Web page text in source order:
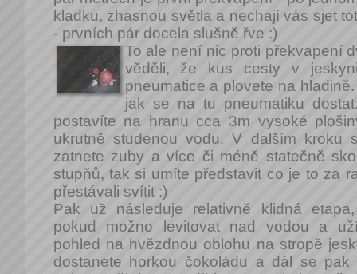
kladku, zhasnou světla a nechají vás sjet
- prvních pár docela slušně řve :)
To ale není nic proti překvapení
věděli, že kus cesty v
pneumatice a plovete na
jak se na tu pneumatiku
postavíte na hranu cca 3m vysoké
ukrutně studenou vodu. V dalším kroku
zatnete zuby a více či méně statečně
stupňů, tak si umíte představit co je to za
přestávali svítit :)
Pak už následuje relativně klidná
pokud možno levitovat nad vodou a
pohled na hvězdnou oblohu na stropě
dostanete horkou čokoládu a dál se